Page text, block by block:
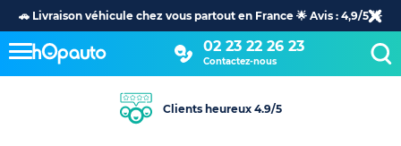
🚗 Livraison véhicule chez vous partout en France 🌟 Avis : 4,9/5 🌟
02 23 22 26 23
Contactez-nous
Clients heureux 4.9/5